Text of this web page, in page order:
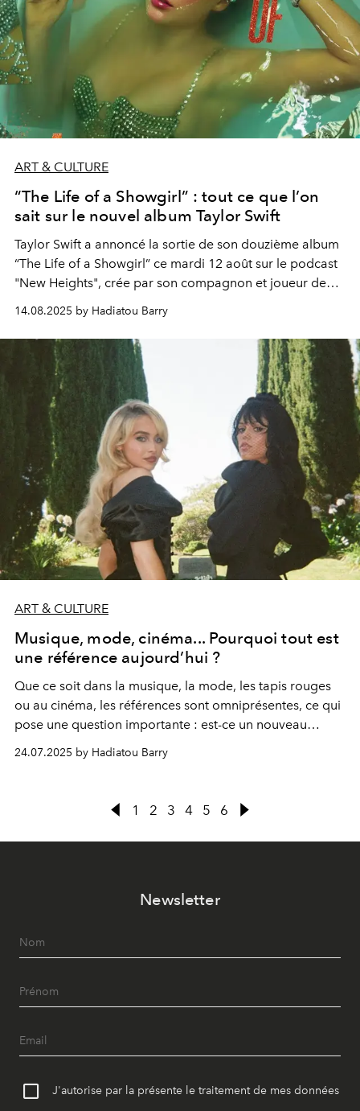
ART & CULTURE
“The Life of a Showgirl” : tout ce que l’on
sait sur le nouvel album Taylor Swift
Taylor Swift a annoncé la sortie de son douzième album
“The Life of a Showgirl” ce mardi 12 août sur le podcast
"New Heights", crée par son compagnon et joueur de
nouvelle ère.
14.08.2025 by Hadiatou Barry
ART & CULTURE
Musique, mode, cinéma... Pourquoi tout est
une référence aujourd’hui ?
Que ce soit dans la musique, la mode, les tapis rouges
ou au cinéma, les références sont omniprésentes, ce qui
pose une question importante : est-ce un nouveau
24.07.2025 by Hadiatou Barry
1 2 3 4 5 6
Newsletter
J'autorise par la présente le traitement de mes données